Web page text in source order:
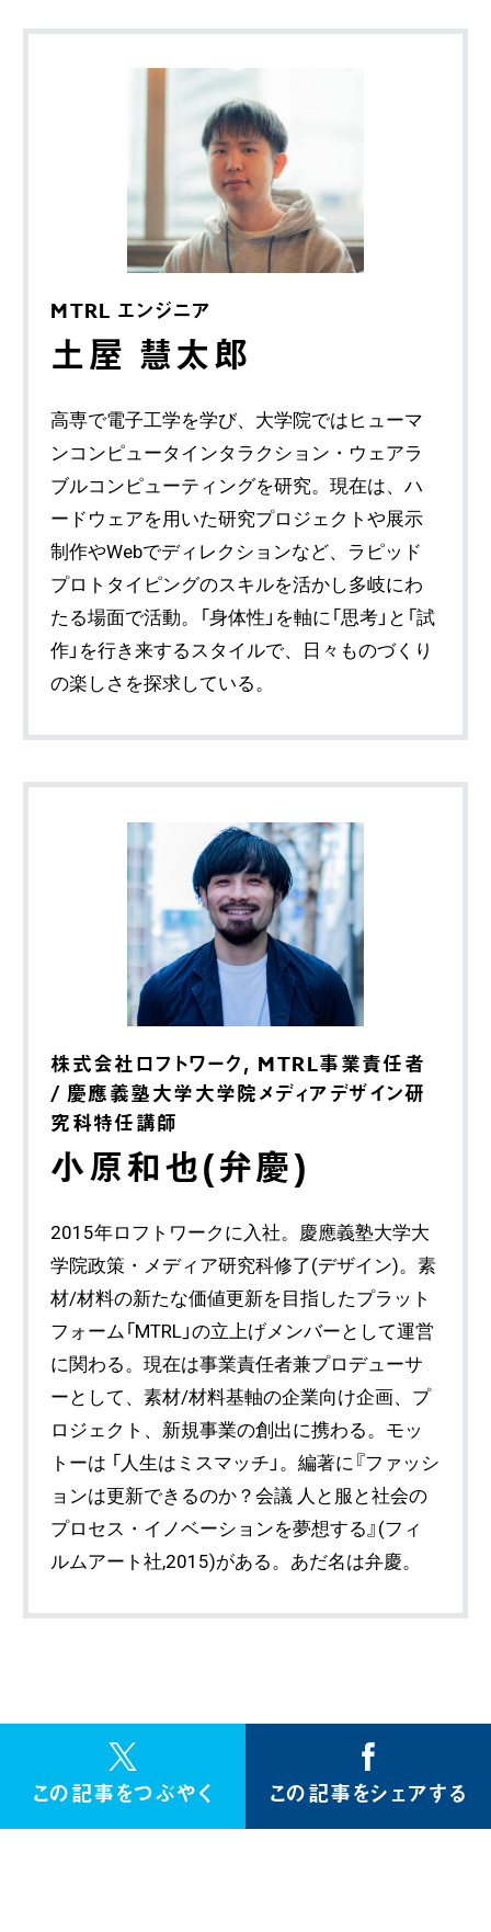
MTRL エンジニア
土屋 慧太郎
高専で電子工学を学び、大学院ではヒューマ
ンコンピュータインタラクション・ウェアラ
ブルコンピューティングを研究。現在は、ハ
ードウェアを用いた研究プロジェクトや展示
制作やWebでディレクションなど、ラピッド
プロトタイピングのスキルを活かし多岐にわ
たる場面で活動。「身体性」を軸に「思考」と「試
作」を行き来するスタイルで、日々ものづくり
の楽しさを探求している。
株式会社ロフトワーク, MTRL事業責任者
/ 慶應義塾大学大学院メディアデザイン研
究科特任講師
小原和也(弁慶)
2015年ロフトワークに入社。慶應義塾大学大
学院政策・メディア研究科修了(デザイン)。素
材/材料の新たな価値更新を目指したプラット
フォーム「MTRL」の立上げメンバーとして運営
に関わる。現在は事業責任者兼プロデューサ
ーとして、素材/材料基軸の企業向け企画、プ
ロジェクト、新規事業の創出に携わる。モッ
トーは 「人生はミスマッチ」。編著に『ファッシ
ョンは更新できるのか？会議 人と服と社会の
プロセス・イノベーションを夢想する』(フィ
ルムアート社,2015)がある。あだ名は弁慶。
この記事をつぶやく この記事をシェアする